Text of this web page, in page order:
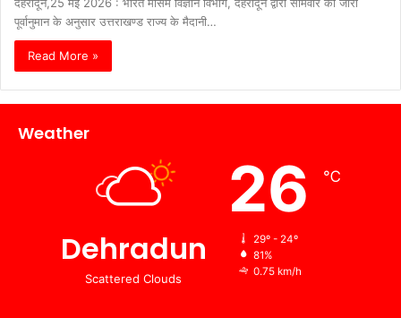
पूर्वानुमान के अनुसार उत्तराखण्ड राज्य के मैदानी…
Read More »
Weather
Dehradun
Scattered Clouds
26 ℃
29º - 24º
81%
0.75 km/h